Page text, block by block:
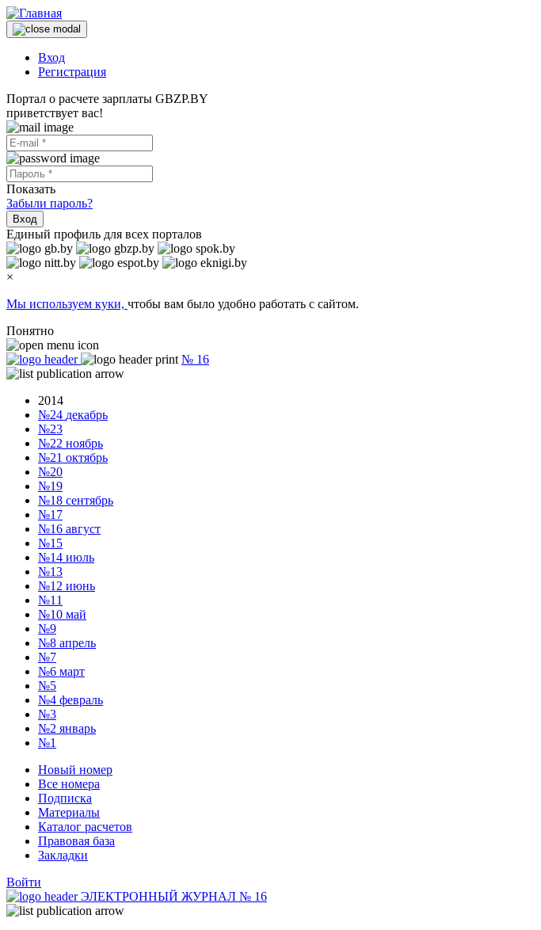
Вход
Регистрация
Портал о расчете зарплаты GBZP.BY
приветствует вас!
Показать
Забыли пароль?
Вход
Единый профиль для всех порталов
×
Мы используем куки, чтобы вам было удобно работать с сайтом.
Понятно
№ 16
2014
№24 декабрь
№23
№22 ноябрь
№21 октябрь
№20
№19
№18 сентябрь
№17
№16 август
№15
№14 июль
№13
№12 июнь
№11
№10 май
№9
№8 апрель
№7
№6 март
№5
№4 февраль
№3
№2 январь
№1
Новый номер
Все номера
Подписка
Материалы
Каталог расчетов
Правовая база
Закладки
Войти
ЭЛЕКТРОННЫЙ ЖУРНАЛ № 16